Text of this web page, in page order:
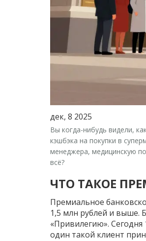
дек, 8 2025
Вы когда-нибудь видели,
кэшбэка на покупки в
менеджера, медицинскую
всё?
ЧТО ТАКОЕ
Премиальное
1,5 млн рублей и выше.
«Привилегию».
один такой клиент